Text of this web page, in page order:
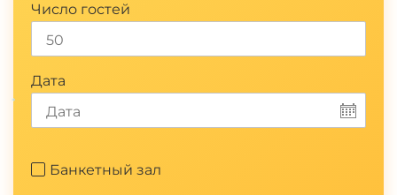
Число гостей
Дата
Банкетный зал